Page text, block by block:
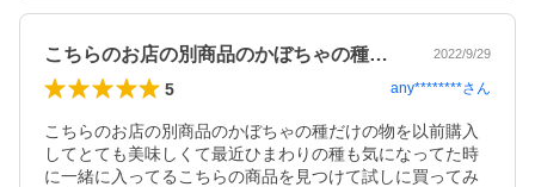
こちらのお店の別商品のかぼちゃの種だけ… 2022/9/29
5 any********さん
こちらのお店の別商品のかぼちゃの種だけの物を以前購入
してとても美味しくて最近ひまわりの種も気になってた時
に一緒に入ってるこちらの商品を見つけて試しに買ってみ